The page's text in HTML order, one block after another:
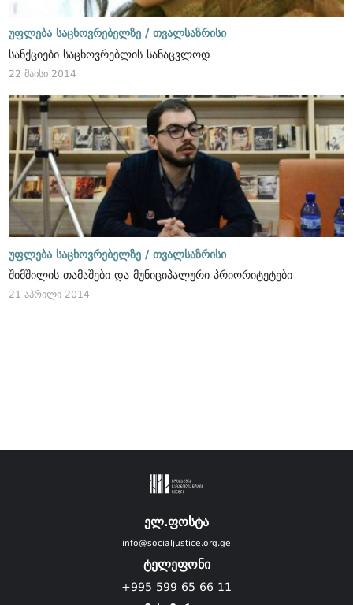
უფლება საცხოვრებელზე / თვალსაზრისი
სანქციები საცხოვრებლის სანაცვლოდ
22 მაისი 2014
უფლება საცხოვრებელზე / თვალსაზრისი
შიმშილის თამაშები და მუნიციპალური პრიორიტეტები
21 აპრილი 2014
ელ.ფოსტა
info@socialjustice.org.ge
ტელეფონი
+995 599 65 66 11